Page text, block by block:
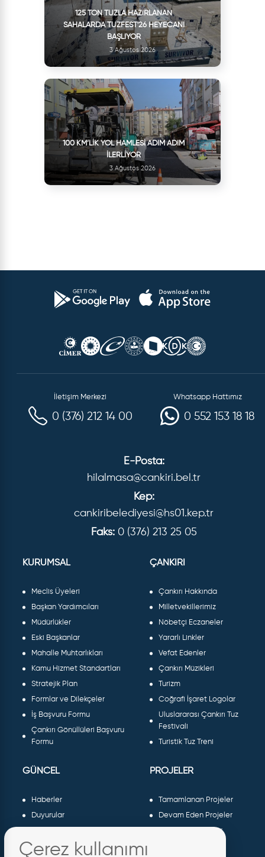
125 TON TUZLA HAZIRLANAN
SAHALARDA TUZFEST'26 HEYECANI
BAŞLIYOR
3 Ağustos 2026
100 KM’LIK YOL HAMLESI ADIM ADIM
İLERLIYOR
3 Ağustos 2026
İletişim Merkezi
0 (376) 212 14 00
Whatsapp Hattımız
0 552 153 18 18
E-Posta:
hilalmasa@cankiri.bel.tr
Kep:
cankiribelediyesi@hs01.kep.tr
Faks: 0 (376) 213 25 05
KURUMSAL
Meclis Üyeleri
Başkan Yardımcıları
Müdürlükler
Eski Başkanlar
Mahalle Muhtarlıkları
Kamu Hizmet Standartları
Stratejik Plan
Formlar ve Dilekçeler
İş Başvuru Formu
Çankırı Gönüllüleri Başvuru
Formu
ÇANKIRI
Çankırı Hakkında
Milletvekillerimiz
Nöbetçi Eczaneler
Yararlı Linkler
Vefat Edenler
Çankırı Müzikleri
Turizm
Coğrafi İşaret Logolar
Uluslararası Çankırı Tuz
Festivali
Turistik Tuz Treni
GÜNCEL
Haberler
Duyurular
Galeri
PROJELER
Tamamlanan Projeler
Devam Eden Projeler
Planlanan Projeler
Çerez kullanımı